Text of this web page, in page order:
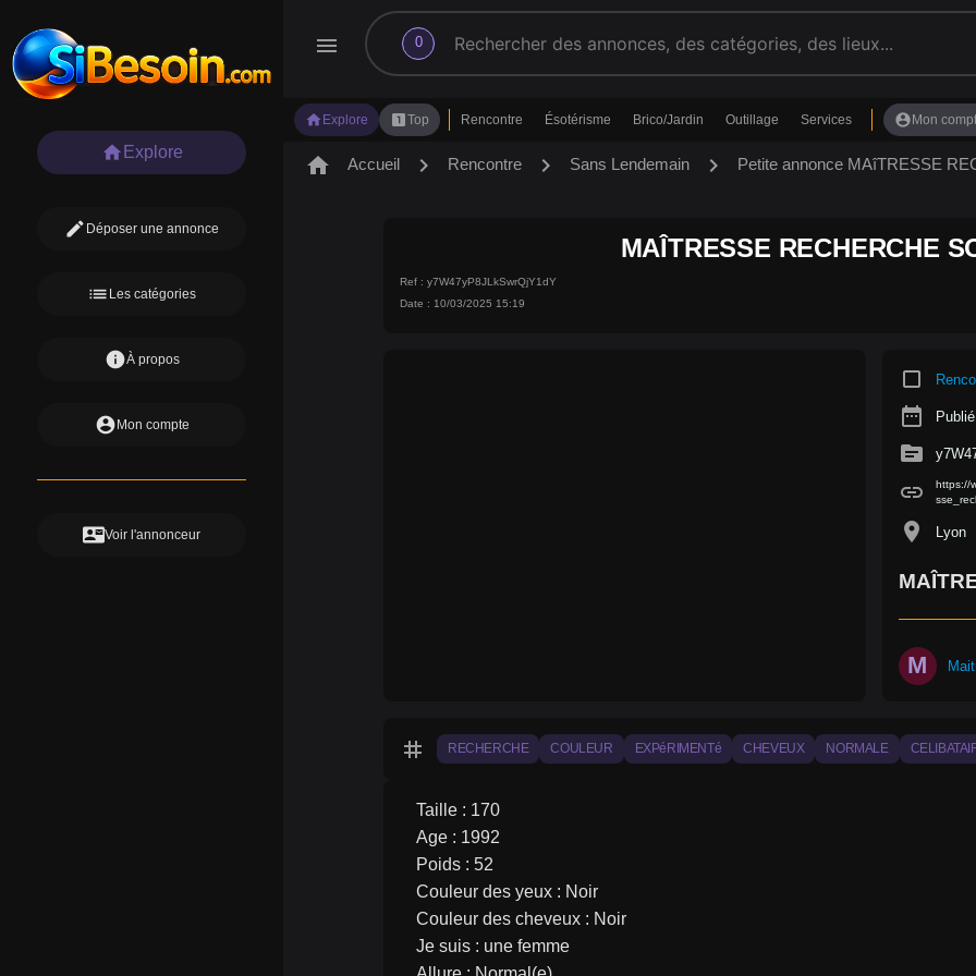
menu 0
search
home Explore looks_oneTop Rencontre Ésotérisme Brico/Jardin Outillage Services account_circle Mon
home Explore
edit Déposer une annonce
list Les catégories
infoÀ propos
account_circle Mon compte
contact_mailVoir l'annonceur
home Accueil chevron_right Rencontre chevron_right Sans Lendemain chevron_right Petite annonce MAîTRESSE
MAÎTRESSE RECHERCHE
Ref : y7W47yP8JLkSwrQjY1dY
Date : 10/03/2025 15:19
crop_square
date_range
source
link
https://
location_on Lyon
M
tag RECHERCHE COULEUR EXPéRIMENTé CHEVEUX NORMALE
Taille : 170
Age : 1992
Poids : 52
Couleur des yeux : Noir
Couleur des cheveux : Noir
Je suis : une femme